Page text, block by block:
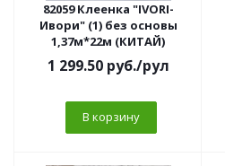
82059 Клеенка "IVORI-
Ивори" (1) без основы
1,37м*22м (КИТАЙ)
1 299.50руб./рул
В корзину